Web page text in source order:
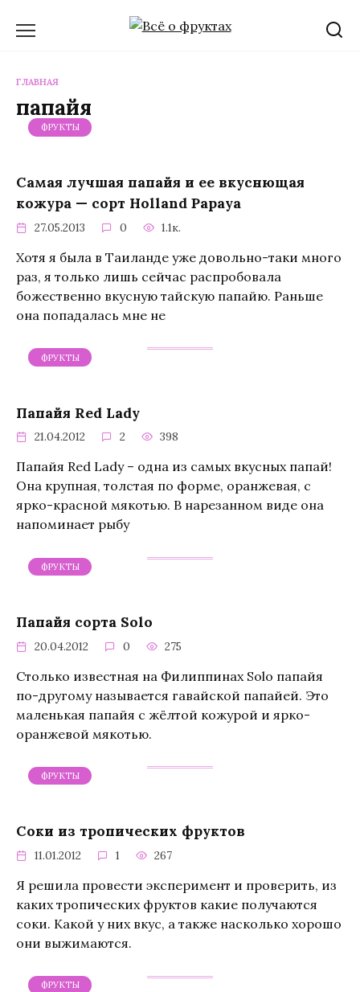
ГЛАВНАЯ
папайя
ФРУКТЫ
Самая лучшая папайя и ее вкуснющая
кожура — сорт Holland Papaya
27.05.2013 0 1.1к.
Хотя я была в Таиланде уже довольно-таки много
раз, я только лишь сейчас распробовала
божественно вкусную тайскую папайю. Раньше
она попадалась мне не
ФРУКТЫ
Папайя Red Lady
21.04.2012 2 398
Папайя Red Lady – одна из самых вкусных папай!
Она крупная, толстая по форме, оранжевая, с
ярко-красной мякотью. В нарезанном виде она
напоминает рыбу
ФРУКТЫ
Папайя сорта Solo
20.04.2012 0 275
Столько известная на Филиппинах Solo папайя
по-другому называется гавайской папайей. Это
маленькая папайя с жёлтой кожурой и ярко-
оранжевой мякотью.
ФРУКТЫ
Соки из тропических фруктов
11.01.2012 1 267
Я решила провести эксперимент и проверить, из
каких тропических фруктов какие получаются
соки. Какой у них вкус, а также насколько хорошо
они выжимаются.
ФРУКТЫ